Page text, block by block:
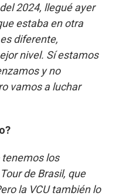
2024, llegué ayer
estaba en otra
diferente,
nivel. Sí estamos
y no
vamos a luchar
tenemos los
de Brasil, que
la VCU también lo